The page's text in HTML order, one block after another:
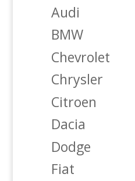
Audi
BMW
Chevrolet
Chrysler
Citroen
Dacia
Dodge
Fiat